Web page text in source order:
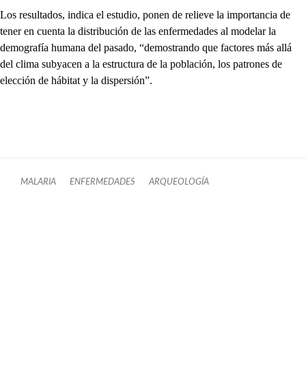
Los resultados, indica el estudio, ponen de relieve la importancia de
tener en cuenta la distribución de las enfermedades al modelar la
demografía humana del pasado, “demostrando que factores más allá
del clima subyacen a la estructura de la población, los patrones de
elección de hábitat y la dispersión”.
MALARIA ENFERMEDADES ARQUEOLOGÍA